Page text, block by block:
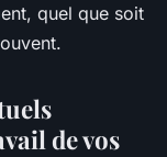
quel que soit
de vos